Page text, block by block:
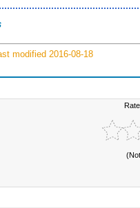
modified 2016-08-18